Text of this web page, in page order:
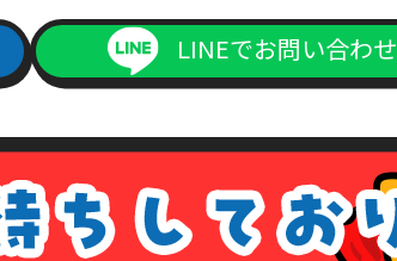
LINEでお問い合わせ